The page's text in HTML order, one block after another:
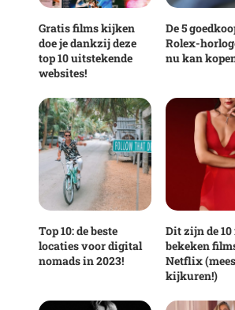
Gratis films kijken
doe je dankzij deze
top 10 uitstekende
websites!
De 5
Rolex-
nu kan
Top 10: de beste
locaties voor digital
nomads in 2023!
Dit zijn de 10
bekeken
Netflix
kijkuren!)